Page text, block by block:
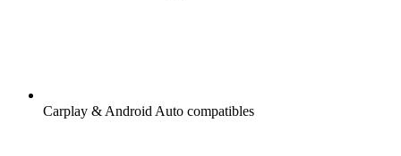
Carplay & Android Auto compatibles